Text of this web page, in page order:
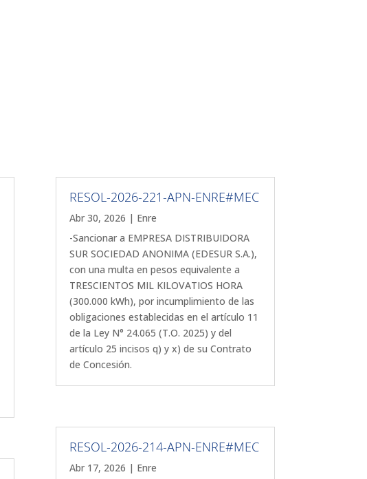
RESOL-2026-221-APN-ENRE#MEC
Abr 30, 2026 | Enre
-Sancionar a EMPRESA DISTRIBUIDORA
SUR SOCIEDAD ANONIMA (EDESUR S.A.),
con una multa en pesos equivalente a
TRESCIENTOS MIL KILOVATIOS HORA
(300.000 kWh), por incumplimiento de las
obligaciones establecidas en el artículo 11
de la Ley N° 24.065 (T.O. 2025) y del
artículo 25 incisos q) y x) de su Contrato
de Concesión.
RESOL-2026-214-APN-ENRE#MEC
Abr 17, 2026 | Enre